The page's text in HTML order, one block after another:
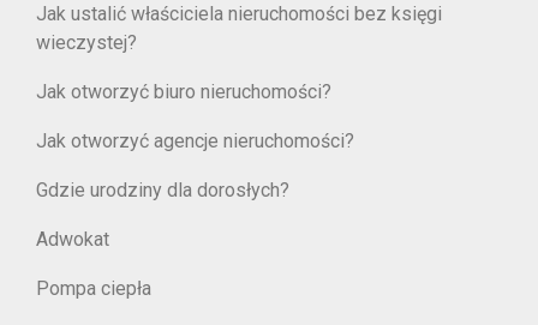
Jak ustalić właściciela nieruchomości bez księgi
wieczystej?
Jak otworzyć biuro nieruchomości?
Jak otworzyć agencje nieruchomości?
Gdzie urodziny dla dorosłych?
Adwokat
Pompa ciepła